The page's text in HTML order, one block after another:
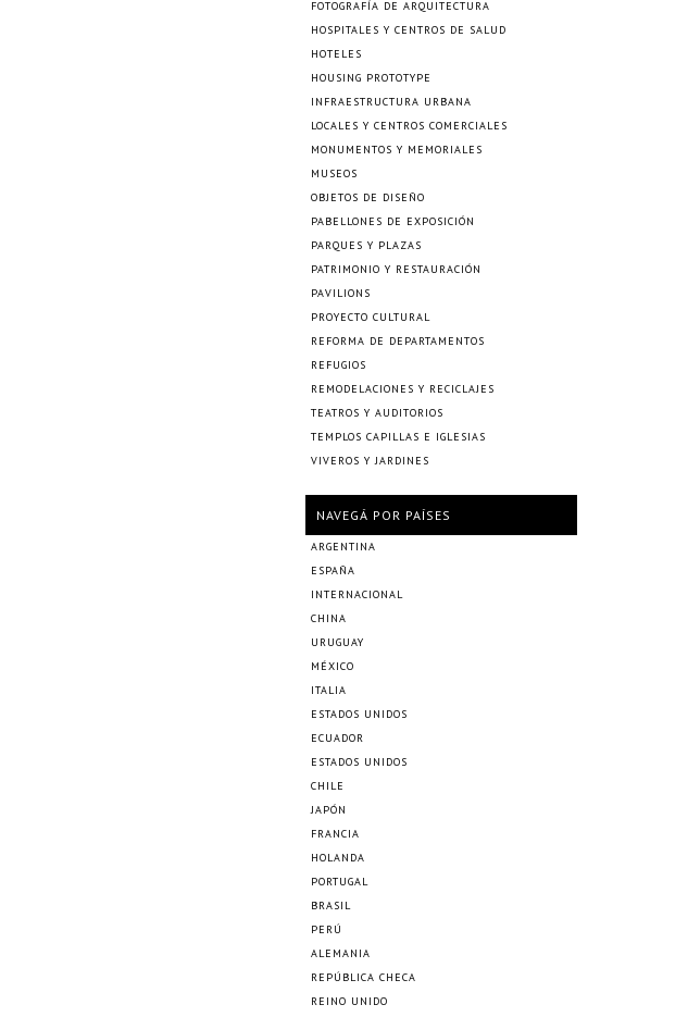
FOTOGRAFÍA DE ARQUITECTURA
HOSPITALES Y CENTROS DE SALUD
HOTELES
HOUSING PROTOTYPE
INFRAESTRUCTURA URBANA
LOCALES Y CENTROS COMERCIALES
MONUMENTOS Y MEMORIALES
MUSEOS
OBJETOS DE DISEÑO
PABELLONES DE EXPOSICIÓN
PARQUES Y PLAZAS
PATRIMONIO Y RESTAURACIÓN
PAVILIONS
PROYECTO CULTURAL
REFORMA DE DEPARTAMENTOS
REFUGIOS
REMODELACIONES Y RECICLAJES
TEATROS Y AUDITORIOS
TEMPLOS CAPILLAS E IGLESIAS
VIVEROS Y JARDINES
NAVEGÁ POR PAÍSES
ARGENTINA
ESPAÑA
INTERNACIONAL
CHINA
URUGUAY
MÉXICO
ITALIA
ESTADOS UNIDOS
ECUADOR
ESTADOS UNIDOS
CHILE
JAPÓN
FRANCIA
HOLANDA
PORTUGAL
BRASIL
PERÚ
ALEMANIA
REPÚBLICA CHECA
REINO UNIDO